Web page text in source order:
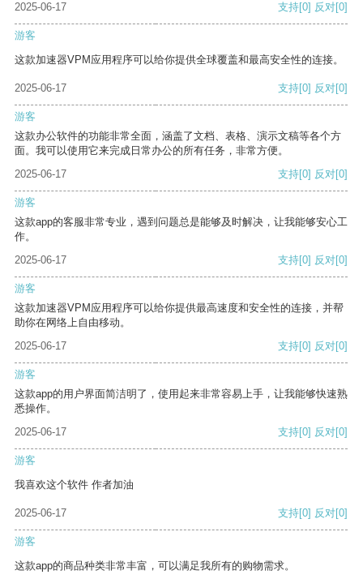
2025-06-17
支持[0] 反对[0]
游客
这款加速器VPM应用程序可以给你提供全球覆盖和最高安全性的连接。
2025-06-17 支持[0] 反对[0]
游客
这款办公软件的功能非常全面，涵盖了文档、表格、演示文稿等各个方
面。我可以使用它来完成日常办公的所有任务，非常方便。
2025-06-17
支持[0] 反对[0]
游客
这款app的客服非常专业，遇到问题总是能够及时解决，让我能够安心工
作。
2025-06-17
支持[0] 反对[0]
游客
这款加速器VPM应用程序可以给你提供最高速度和安全性的连接，并帮
助你在网络上自由移动。
2025-06-17
支持[0] 反对[0]
游客
这款app的用户界面简洁明了，使用起来非常容易上手，让我能够快速熟
悉操作。
2025-06-17
支持[0] 反对[0]
游客
我喜欢这个软件 作者加油
2025-06-17 支持[0] 反对[0]
游客
这款app的商品种类非常丰富，可以满足我所有的购物需求。